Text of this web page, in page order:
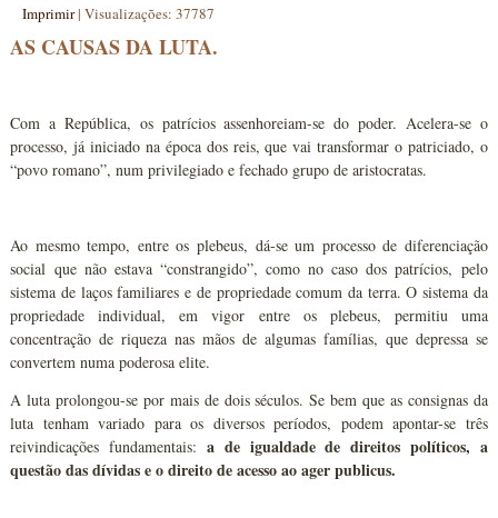
Imprimir|Visualizações: 37787
AS CAUSAS DA LUTA.
Com a República, os patrícios assenhoreiam-se do poder. Acelera-se o
processo, já iniciado na época dos reis, que vai transformar o patriciado, o
“povo romano”, num privilegiado e fechado grupo de aristocratas.
Ao mesmo tempo, entre os plebeus, dá-se um processo de diferenciação
social que não estava “constrangido”, como no caso dos patrícios, pelo
sistema de laços familiares e de propriedade comum da terra. O sistema da
propriedade individual, em vigor entre os plebeus, permitiu uma
concentração de riqueza nas mãos de algumas famílias, que depressa se
convertem numa poderosa elite.
A luta prolongou-se por mais de dois séculos. Se bem que as consignas da
luta tenham variado para os diversos períodos, podem apontar-se três
reivindicações fundamentais: a de igualdade de direitos políticos, a
questão das dívidas e o direito de acesso ao ager publicus.